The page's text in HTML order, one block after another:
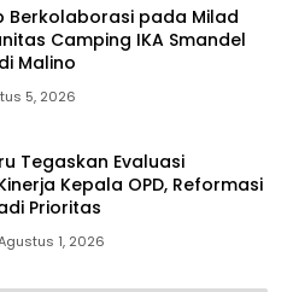
Berkolaborasi pada Milad
Camping IKA Smandel
Malino
5, 2026
Tegaskan Evaluasi
Kepala OPD, Reformasi
Prioritas
1, 2026